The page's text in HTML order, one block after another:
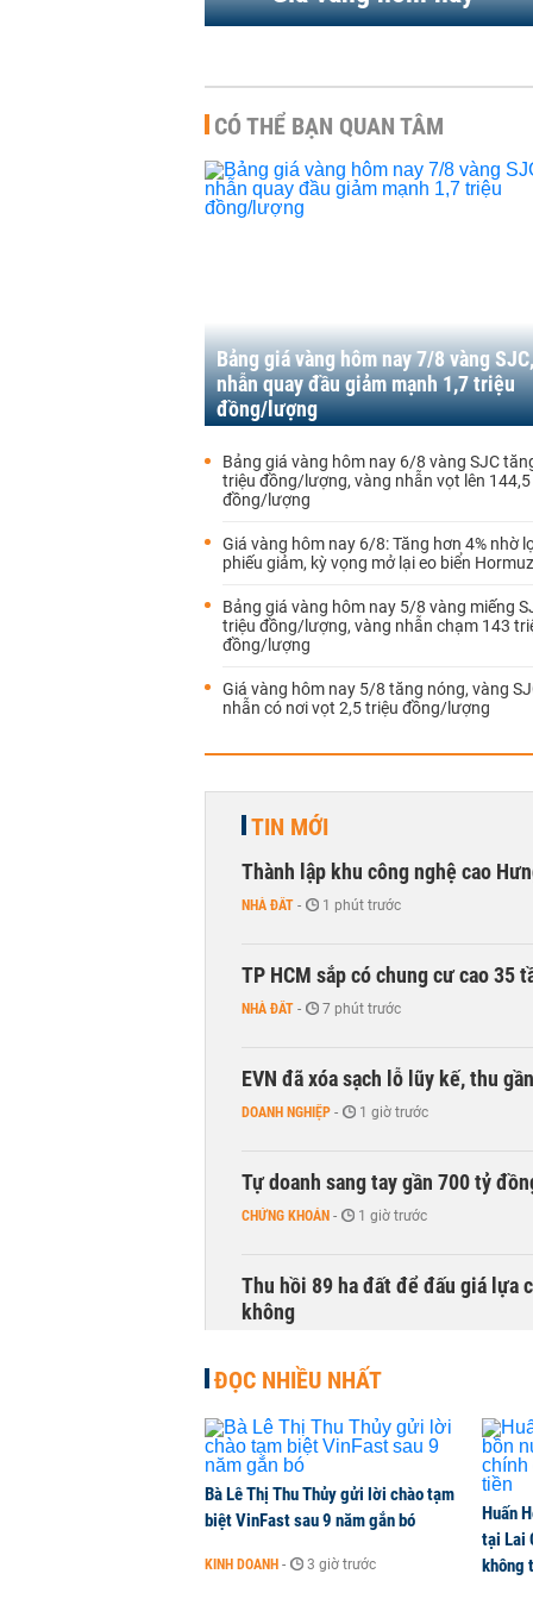
CÓ THỂ BẠN QUAN TÂM
Bảng giá vàng hôm nay 7/8 vàng
nhẫn quay đầu giảm mạnh 1,7 triệu
đồng/lượng
Bảng giá vàng hôm nay 6/8 vàng SJC
triệu đồng/lượng, vàng nhẫn vọt lên 144,5
đồng/lượng
Giá vàng hôm nay 6/8: Tăng hơn 4% nhờ
phiếu giảm, kỳ vọng mở lại eo biển Hormuz
Bảng giá vàng hôm nay 5/8 vàng miếng
triệu đồng/lượng, vàng nhẫn chạm 143
đồng/lượng
Giá vàng hôm nay 5/8 tăng nóng, vàng
nhẫn có nơi vọt 2,5 triệu đồng/lượng
TIN MỚI
Thành lập khu công nghệ cao
NHÀ ĐẤT - 1 phút trước
TP HCM sắp có chung cư cao 35
NHÀ ĐẤT - 7 phút trước
EVN đã xóa sạch lỗ lũy kế, thu
DOANH NGHIỆP - 1 giờ trước
Tự doanh sang tay gần 700 tỷ
CHỨNG KHOÁN - 1 giờ trước
Thu hồi 89 ha đất để đấu giá lựa
không
Dòng tiền ngoại bất ngờ trở lại
CHỨNG KHOÁN 2 giờ trước
Kiến nghị đưa người bán hàng
ĐỌC NHIỀU NHẤT
Bà Lê Thị Thu Thủy gửi lời chào tạm
biệt VinFast sau 9 năm gắn bó
KINH DOANH - 3 giờ trước
Huấn
tại Lai
không